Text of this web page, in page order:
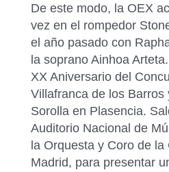
De este modo, la OEX
vez en el rompedor
el año pasado con
la soprano Ainhoa
XX Aniversario del
Villafranca de los Barros
Sorolla en Plasencia.
Auditorio Nacional de
la Orquesta y Coro de
Madrid, para presentar